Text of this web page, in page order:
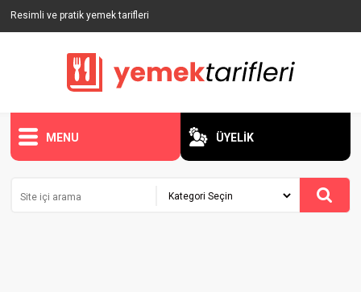
Resimli ve pratik yemek tarifleri
MENU ÜYELİK